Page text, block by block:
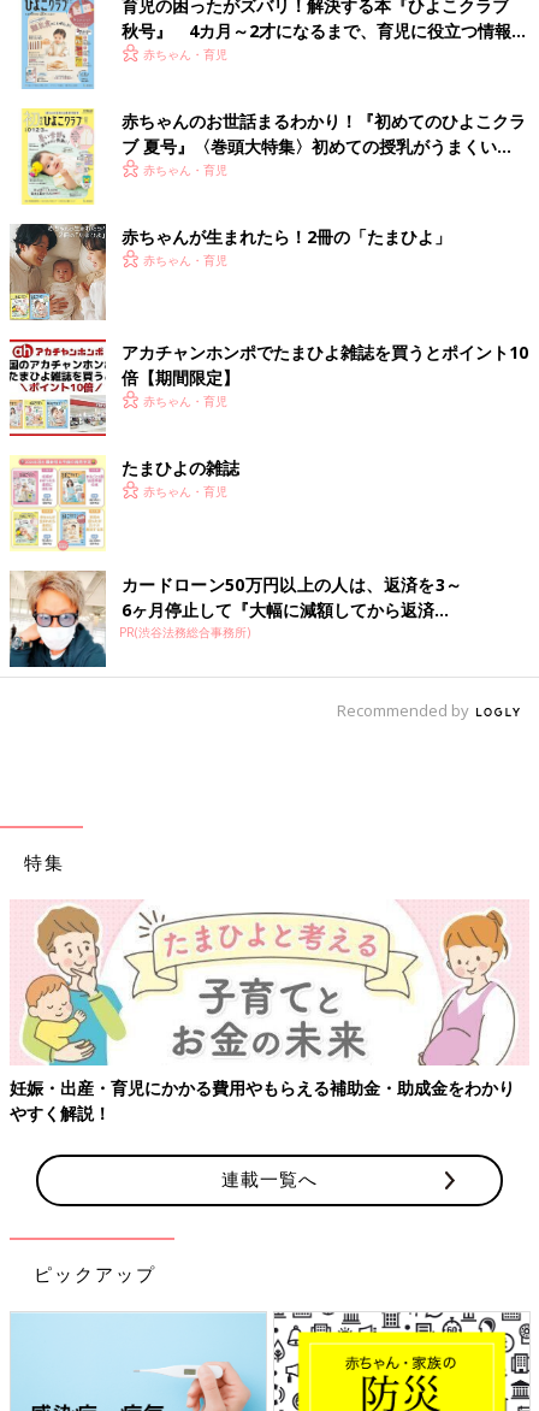
育児の困ったがズバリ！解決する本『ひよこクラブ
秋号』 4カ月～2才になるまで、育児に役立つ情報が
いっぱい！
赤ちゃん・育児
赤ちゃんのお世話まるわかり！『初めてのひよこクラ
ブ 夏号』〈巻頭大特集〉初めての授乳がうまくい
く！ おっぱい・ミルクの基本と夏のトラブル 解決テ
赤ちゃん・育児
赤ちゃんが生まれたら！2冊の「たまひよ」
赤ちゃん・育児
アカチャンホンポでたまひよ雑誌を買うとポイント10
倍【期間限定】
赤ちゃん・育児
たまひよの雑誌
赤ちゃん・育児
カードローン50万円以上の人は、返済を3～
6ヶ月停止して『大幅に減額してから返済...
PR(渋谷法務総合事務所)
Recommended by
特集
妊娠・出産・育児にかかる費用やもらえる補助金・助成金をわかり
やすく解説！
連載一覧へ
ピックアップ